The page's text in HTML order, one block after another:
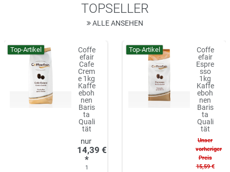
TOPSELLER
ALLE ANSEHEN
Top-Artikel
Coffe
efair
Cafe
Crem
e 1kg
Kaffe
eboh
nen
Baris
ta
Quali
tät
14,39 €
*
1
Top-Artikel
Coffe
efair
Espre
sso
1kg
Kaffe
eboh
nen
Baris
ta
Quali
tät
Unser
vorheriger
Preis
15,59 €